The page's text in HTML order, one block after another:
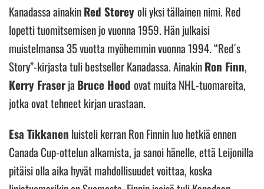
Kanadassa ainakinRed Storeyoli yksi tällainen nimi. Red
lopetti tuomitsemisen jo vuonna 1959. Hän julkaisi
muistelmansa 35 vuotta myöhemmin vuonna 1994. “Red´s
Story”-kirjasta tuli bestseller Kanadassa. AinakinRon Finn,
Kerry Fraserja Bruce Hood ovat muita NHL-tuomareita,
jotka ovat tehneet kirjan urastaan.
Esa Tikkanen luisteli kerran Ron Finnin luo hetkiä ennen
Canada Cup-ottelun alkamista, ja sanoi hänelle, että Leijonilla
pitäisi olla aika hyvät mahdollisuudet voittaa, koska